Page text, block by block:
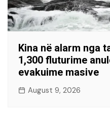
Kina në alarm nga
1,300 fluturime
evakuime masive
August 9, 2026